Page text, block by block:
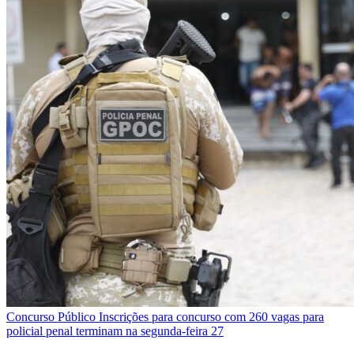
Concurso Público Inscrições para concurso com 260 vagas para
policial penal terminam na segunda-feira 27